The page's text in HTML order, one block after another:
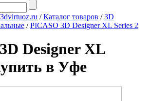
/Каталог товаров /3D
/PICASO 3D Designer XL Series 2
Designer XL
в Уфе